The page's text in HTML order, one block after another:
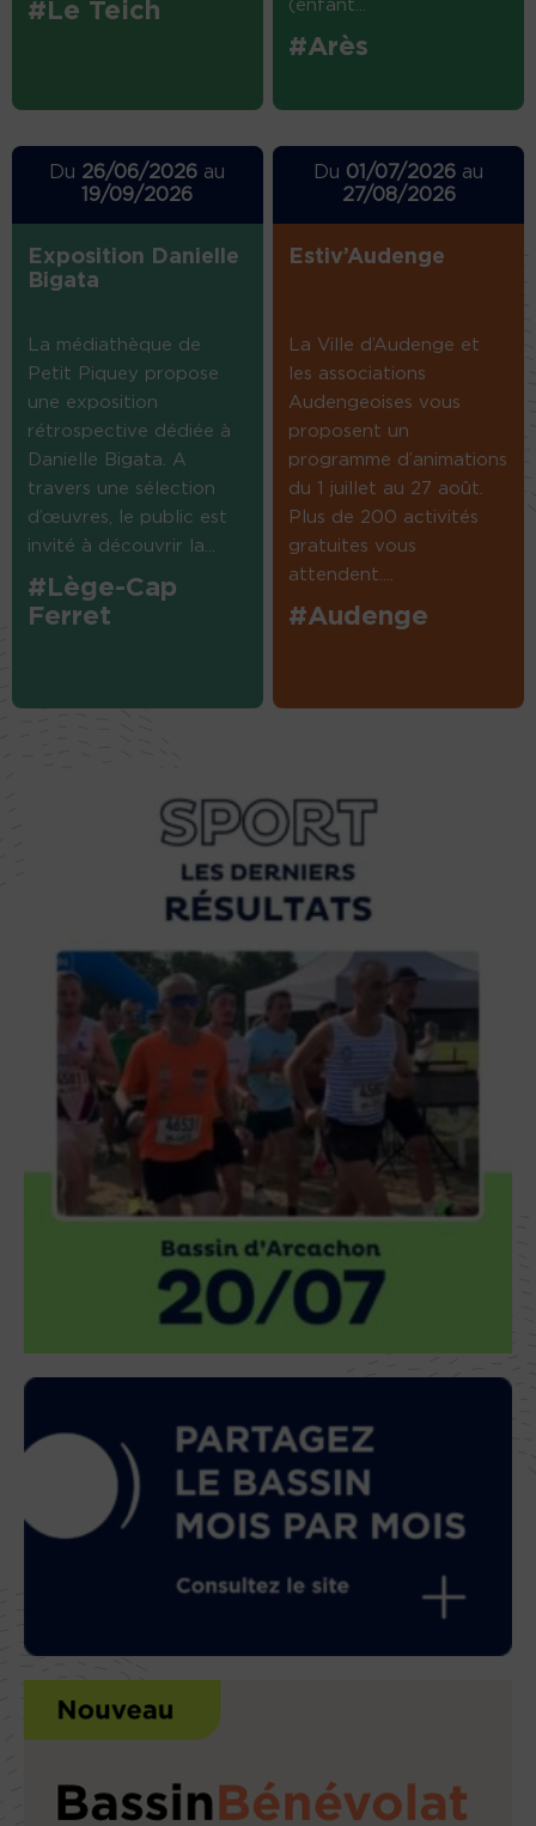
#Le Teich (enfant...
#Arès
Du 26/06/2026 au
19/09/2026
Exposition Danielle
Bigata
La médiathèque de
Petit Piquey propose
une exposition
rétrospective dédiée à
Danielle Bigata. A
travers une sélection
d’œuvres, le public est
invité à découvrir la...
#Lège-Cap
Ferret
Du 01/07/2026 au
27/08/2026
Estiv’Audenge
La Ville d’Audenge et
les associations
Audengeoises vous
proposent un
programme d’animations
du 1 juillet au 27 août.
Plus de 200 activités
gratuites vous
attendent....
#Audenge